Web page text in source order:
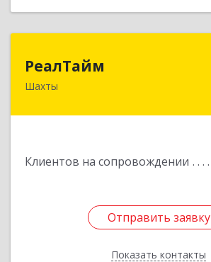
РеалТайм
Шахты
Клиентов на сопровождении
Отправить заявку
Показать контакты
Отправить заявку
Назад